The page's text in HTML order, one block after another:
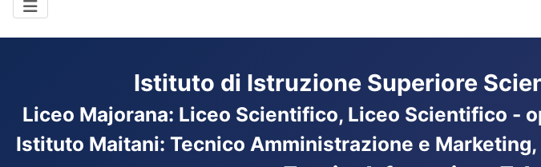
Istituto di Istruzione Superiore
Liceo Majorana: Liceo Scientifico, Liceo Scientifico -
Istituto Maitani: Tecnico Amministrazione e